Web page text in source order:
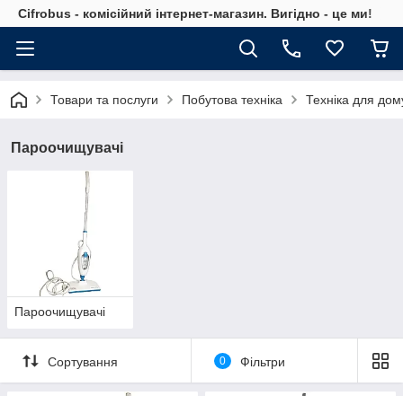
Cifrobus - комiсiйний iнтернет-магазин. Вигiдно - це ми!
Товари та послуги Побутова техніка Техніка для
Пароочищувачі
Пароочищувачі
Сортування 0 Фільтри